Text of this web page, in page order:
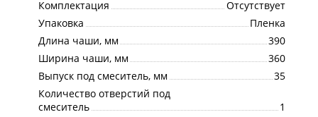
Комплектация
Отсутствует
Упаковка
Пленка
Длина чаши, мм
390
Ширина чаши, мм
360
Выпуск под смеситель, мм
35
Количество отверстий под
смеситель
1